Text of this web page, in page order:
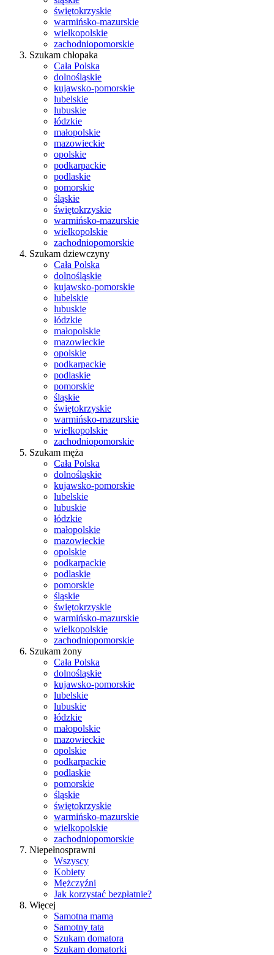
świętokrzyskie
warmińsko-mazurskie
wielkopolskie
zachodniopomorskie
Szukam chłopaka
Cała Polska
dolnośląskie
kujawsko-pomorskie
lubelskie
lubuskie
łódzkie
małopolskie
mazowieckie
opolskie
podkarpackie
podlaskie
pomorskie
śląskie
świętokrzyskie
warmińsko-mazurskie
wielkopolskie
zachodniopomorskie
Szukam dziewczyny
Cała Polska
dolnośląskie
kujawsko-pomorskie
lubelskie
lubuskie
łódzkie
małopolskie
mazowieckie
opolskie
podkarpackie
podlaskie
pomorskie
śląskie
świętokrzyskie
warmińsko-mazurskie
wielkopolskie
zachodniopomorskie
Szukam męża
Cała Polska
dolnośląskie
kujawsko-pomorskie
lubelskie
lubuskie
łódzkie
małopolskie
mazowieckie
opolskie
podkarpackie
podlaskie
pomorskie
śląskie
świętokrzyskie
warmińsko-mazurskie
wielkopolskie
zachodniopomorskie
Szukam żony
Cała Polska
dolnośląskie
kujawsko-pomorskie
lubelskie
lubuskie
łódzkie
małopolskie
mazowieckie
opolskie
podkarpackie
podlaskie
pomorskie
śląskie
świętokrzyskie
warmińsko-mazurskie
wielkopolskie
zachodniopomorskie
Niepełnosprawni
Wszyscy
Kobiety
Mężczyźni
Jak korzystać bezpłatnie?
Więcej
Samotna mama
Samotny tata
Szukam domatora
Szukam domatorki